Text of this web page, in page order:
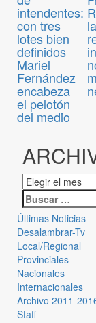
intendentes:
con tres
lotes bien
definidos
Mariel
Fernández
encabeza
el pelotón
del medio
Últimas Noticias
Desalambrar-Tv
Local/Regional
Provinciales
Nacionales
Internacionales
Archivo 2011-
Staff